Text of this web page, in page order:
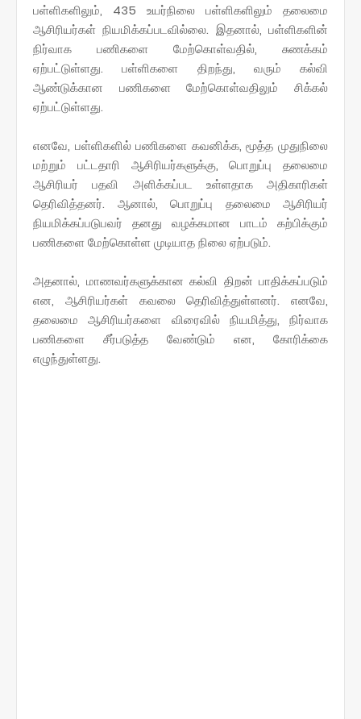
பள்ளிகளிலும், 435 உயர்நிலை பள்ளிகளிலும் தலைமை
ஆசிரியர்கள் நியமிக்கப்படவில்லை. இதனால், பள்ளிகளின்
நிர்வாக பணிகளை மேற்கொள்வதில், சுணக்கம்
ஏற்பட்டுள்ளது. பள்ளிகளை திறந்து, வரும் கல்வி
ஆண்டுக்கான பணிகளை மேற்கொள்வதிலும் சிக்கல்
ஏற்பட்டுள்ளது.
எனவே, பள்ளிகளில் பணிகளை கவனிக்க, மூத்த முதுநிலை
மற்றும் பட்டதாரி ஆசிரியர்களுக்கு, பொறுப்பு தலைமை
ஆசிரியர் பதவி அளிக்கப்பட உள்ளதாக அதிகாரிகள்
தெரிவித்தனர். ஆனால், பொறுப்பு தலைமை ஆசிரியர்
நியமிக்கப்படுபவர் தனது வழக்கமான பாடம் கற்பிக்கும்
பணிகளை மேற்கொள்ள முடியாத நிலை ஏற்படும்.
அதனால், மாணவர்களுக்கான கல்வி திறன் பாதிக்கப்படும்
என, ஆசிரியர்கள் கவலை தெரிவித்துள்ளனர். எனவே,
தலைமை ஆசிரியர்களை விரைவில் நியமித்து, நிர்வாக
பணிகளை சீர்படுத்த வேண்டும் என, கோரிக்கை
எழுந்துள்ளது.